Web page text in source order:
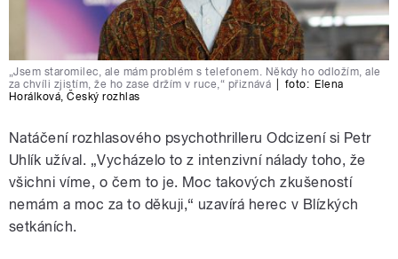
„Jsem staromilec, ale mám problém s telefonem. Někdy ho odložím, ale
za chvíli zjistím, že ho zase držím v ruce,“ přiznává
foto: Elena
Horálková,Český rozhlas
Natáčení rozhlasového psychothrilleru Odcizení si Petr
Uhlík užíval. „Vycházelo to z intenzivní nálady toho, že
všichni víme, o čem to je. Moc takových zkušeností
nemám a moc za to děkuji,“ uzavírá herec v Blízkých
setkáních.